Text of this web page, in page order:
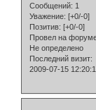
Сообщений: 1
Уважение: [+0/-0]
Позитив: [+0/-0]
Провел на
Не определено
Последний визит:
2009-07-15